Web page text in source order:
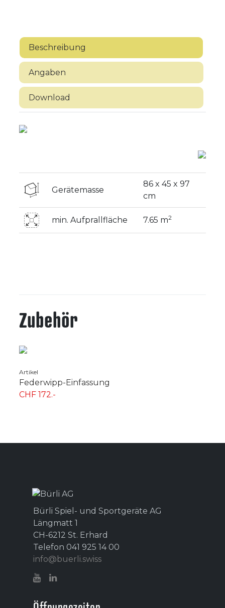
Beschreibung
Angaben
Download
Gerätemasse
86 x 45 x 97
cm
min. Aufprallfläche 7.65 m2
Zubehör
Artikel
Federwipp-Einfassung
CHF 172.-
Bürli Spiel- und Sportgeräte AG
Längmatt 1
CH-6212 St. Erhard
Telefon 041 925 14 00
info@buerli.swiss